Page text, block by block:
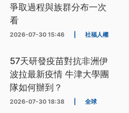
爭取過程與族群分布一次
看
2026-07-30 15:46 社福人權
57天研發疫苗對抗非洲伊
波拉最新疫情 牛津大學團
隊如何辦到？
2026-07-30 18:38 全球